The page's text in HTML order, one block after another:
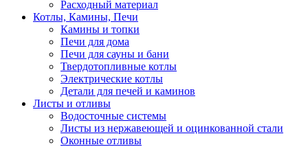
Расходный материал
Котлы, Камины, Печи
Камины и топки
Печи для дома
Печи для сауны и бани
Твердотопливные котлы
Электрические котлы
Детали для печей и каминов
Листы и отливы
Водосточные системы
Листы из нержавеющей и оцинкованной стали
Оконные отливы